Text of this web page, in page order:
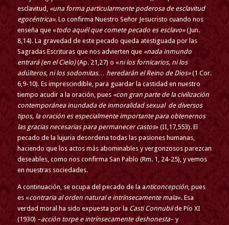
esclavitud,«una forma particularmente poderosa de esclavitud
egocéntrica».Lo confirma Nuestro Señor Jesucristo cuando nos
enseña que «todo aquél que comete pecado es esclavo»(Jun.
8,14). La gravedad de este pecado queda atestiguada por las
Sagradas Escrituras que nos advierten que«nada inmundo
entrará (en el Cielo)(Ap. 21,27) o «ni los fornicarios, ni los
adúlteros, ni los sodomitas… heredarán el Reino de Dios»(1 Cor.
6,9-10). Es imprescindible, para guardar la castidad en nuestro
tiempo acudir a la oración, pues «con gran parte de la civilización
contemporánea inundada de inmoralidad sexual de diversos
tipos, la oración es especialmente importante para obtenernos
las gracias necesarias para permanecer castos» (II,17,553). El
pecado de la lujuria desordena todas las pasiones humanas,
haciendo que los actos más abominables y vergonzosos parezcan
deseables, como nos confirma San Pablo (Rm. 1, 24-25), y vemos
en nuestras sociedades.
A continuación, se ocupa del pecado de la anticoncepción, pues
es «contraria al orden natural e intrínsecamente mala«. Esa
verdad moral ha sido expuesta por la Casti Connubiide Pío XI
(1930) –acción torpe e intrínsecamente deshonesta– y